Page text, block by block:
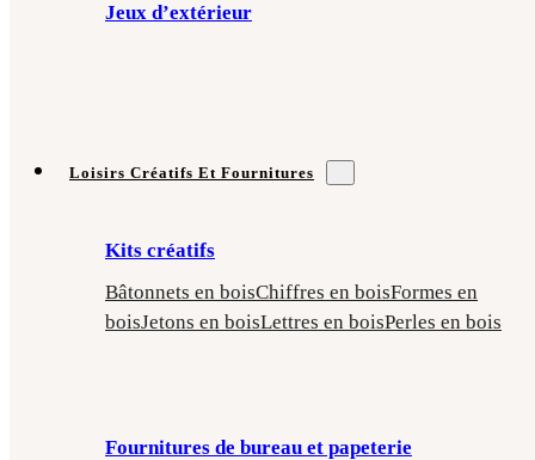
Jeux d’extérieur
Loisirs Créatifs Et Fournitures
Kits créatifs
Bâtonnets en boisChiffres en boisFormes en
boisJetons en boisLettres en boisPerles en bois
Fournitures de bureau et papeterie